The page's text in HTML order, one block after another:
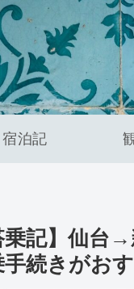
宿泊記
乗記】仙台
手続きがお